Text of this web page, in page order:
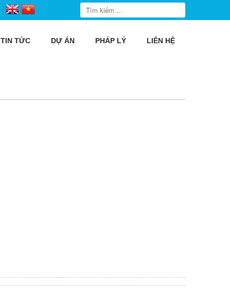
TIN TỨC DỰ ÁN PHÁP LÝ LIÊN HỆ